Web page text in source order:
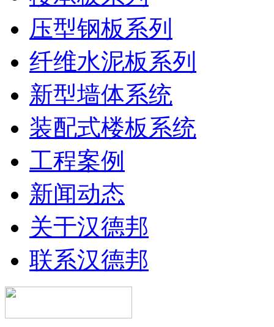
压型钢板系列
纤维水泥板系列
新型墙体系统
装配式楼板系统
工程案例
新闻动态
关于汉德邦
联系汉德邦